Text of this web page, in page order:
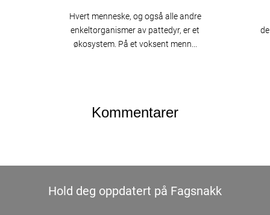
Hvert menneske, og også alle andre
enkeltorganismer av pattedyr, er et
økosystem. På et voksent menn...
Kommentarer
Hold deg oppdatert på Fagsnakk